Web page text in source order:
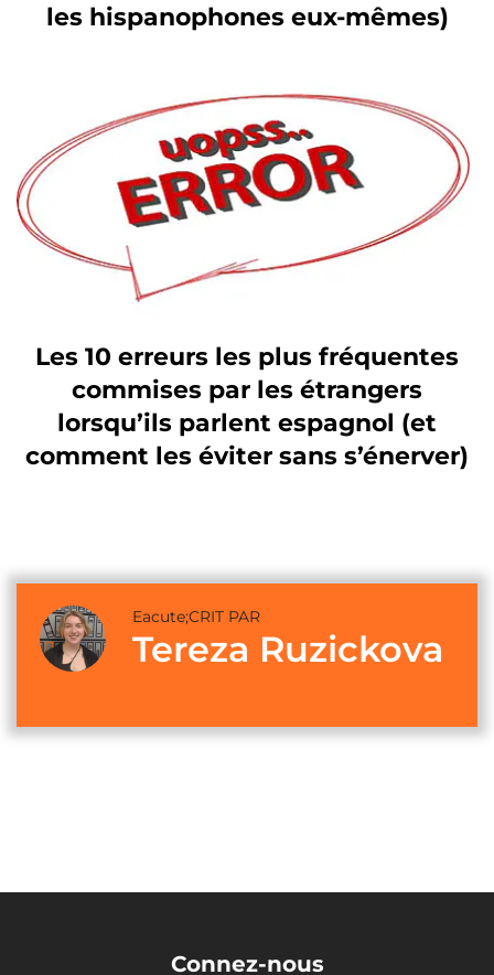
les hispanophones eux-mêmes)
Les 10 erreurs les plus fréquentes
commises par les étrangers
lorsqu’ils parlent espagnol (et
comment les éviter sans s’énerver)
Eacute;CRIT PAR
Tereza Ruzickova
Connez-nous